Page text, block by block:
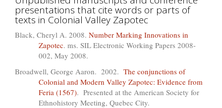
presentations that cite words or parts of
texts in Colonial Valley Zapotec
Black, Cheryl A. 2008. Number Marking Innovations in
Zapotec. ms. SIL Electronic Working Papers 2008-
002, May 2008.
Broadwell, George Aaron. 2002. The conjunctions of
Colonial and Modern Valley Zapotec: Evidence from
Feria (1567). Presented at the American Society for
Ethnohistory Meeting, Quebec City.